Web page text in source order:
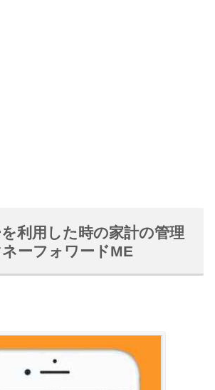
利用した時の家計の管理
ーフォワードME